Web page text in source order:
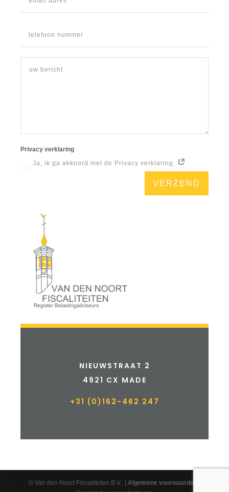
Privacy verklaring
Ja, ik ga akkoord met de Privacy verklaring.
VERZEND
NIEUWSTRAAT 2
4921 CX MADE
+31 (0)162-462 247
© Van den Noort Fiscaliteiten B.V.. | Algemene voorwaarden